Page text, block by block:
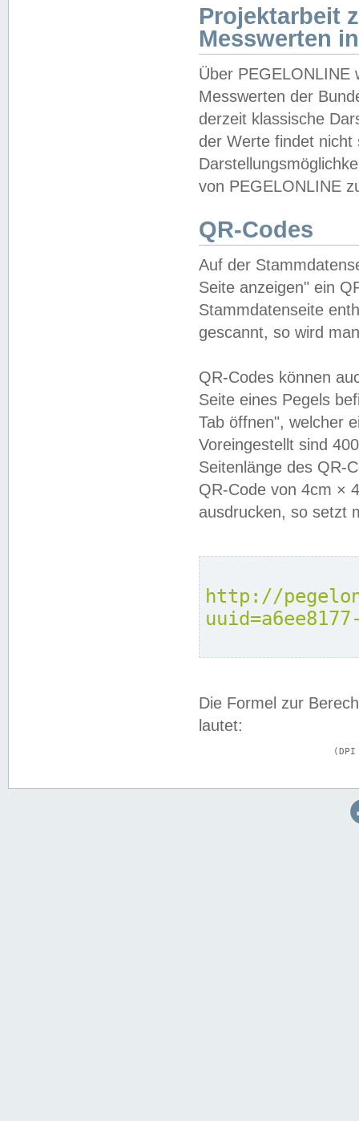
Projektarbeit
Messwerten
Über PEGELONLINE
Messwerten der
derzeit klassische
der Werte findet
von PEGELONLINE
QR-Codes
Auf der
Seite anzeigen" ein
Stammdatenseite
gescannt, so wird
QR-Codes können
Seite eines Pegels
Tab öffnen", welcher
Voreingestellt sind
Seitenlänge des QR-
QR-Code von 4cm ×
ausdrucken, so setzt
http://
Die Formel zur
lautet: